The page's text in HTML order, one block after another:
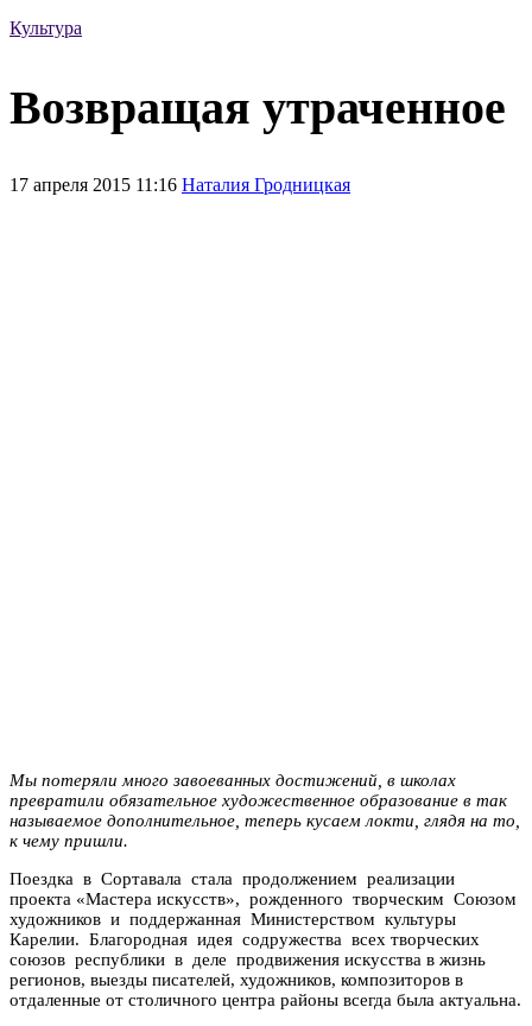
Культура
Возвращая утраченное
17 апреля 2015 11:16 Наталия Гродницкая
Мы потеряли много завоеванных достижений, в школах
превратили обязательное художественное образование в так
называемое дополнительное, теперь кусаем локти, глядя на то,
к чему пришли.
Поездка в Сортавала стала продолжением реализации
проекта «Мастера искусств», рожденного творческим Союзом
художников и поддержанная Министерством культуры
Карелии. Благородная идея содружества всех творческих
союзов республики в деле продвижения искусства в жизнь
регионов, выезды писателей, художников, композиторов в
отдаленные от столичного центра районы всегда была актуальна.